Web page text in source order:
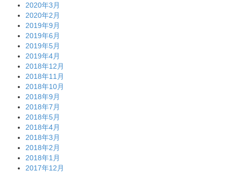
2020年3月
2020年2月
2019年9月
2019年6月
2019年5月
2019年4月
2018年12月
2018年11月
2018年10月
2018年9月
2018年7月
2018年5月
2018年4月
2018年3月
2018年2月
2018年1月
2017年12月